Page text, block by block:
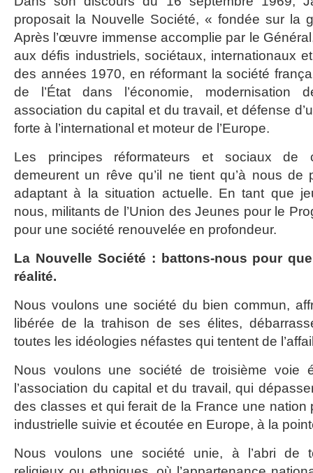
proposait la Nouvelle Société, « fondée sur la
Après l’œuvre immense accomplie par le
aux défis industriels, sociétaux, internationaux
des années 1970, en réformant la société
de l’État dans l’économie, modernisation
association du capital et du travail, et défense
forte à l’international et moteur de l’Europe.
Les principes réformateurs et sociaux de
demeurent un rêve qu’il ne tient qu’à nous
adaptant à la situation actuelle. En tant que
nous, militants de l’Union des Jeunes pour le
pour une société renouvelée en profondeur.
La Nouvelle Société : battons-nous pour
réalité.
Nous voulons une société du bien commun,
libérée de la trahison de ses élites,
toutes les idéologies néfastes qui tentent de
Nous voulons une société de troisième voie
l’association du capital et du travail, qui
des classes et qui ferait de la France une nation
industrielle suivie et écoutée en Europe, à la
Nous voulons une société unie, à l’abri de